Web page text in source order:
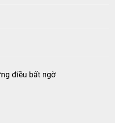
điều bất ngờ